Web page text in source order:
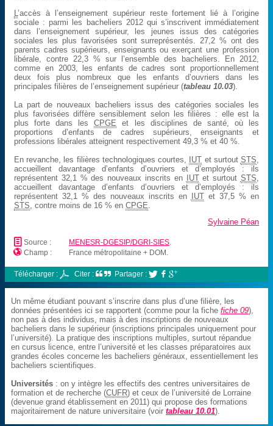
L’accès à l’enseignement supérieur reste fortement lié à l’origine
sociale : parmi les bacheliers 2012 qui s’inscrivent immédiatement
dans l’enseignement supérieur, les jeunes issus des catégories
sociales les plus favorisées sont surreprésentés. 27,2 % ont des
parents cadres supérieurs, enseignants ou exerçant une profession
libérale, contre 22,3 % sur l’ensemble des bacheliers. En 2012,
comme en 2003, les enfants de cadres sont proportionnellement
deux fois plus nombreux que les enfants d’ouvriers dans les
principales filières de l’enseignement supérieur (tableau 10.03).
La part de nouveaux bacheliers issus des catégories sociales les
plus favorisées diffère sensiblement selon les filières : elle est la
plus forte dans lesCPGE et les disciplines de santé, où les
proportions d’enfants de cadres supérieurs, enseignants et
professions libérales atteignent respectivement 49,3 % et 40 %.
En revanche, les filières technologiques courtes, IUT et surtout STS
accueillent davantage d’enfants d’ouvriers et d’employés : ils
représentent 32,1 % des nouveaux inscrits en IUTet surtout STS
accueillent davantage d’enfants d’ouvriers et d’employés : ils
représentent 32,1 % des nouveaux inscrits en IUTet 37,5 % en
STS , contre moins de 16 % enCPGE
Sylvaine Péan
📄 Source : MENESR-DGESIP/DGRI-SIES.
 Champ : France métropolitaine + DOM.
Télécharger : Citer : Partager :  
Un même étudiant pouvant s’inscrire dans plus d’une filière, les
données présentées ici se rapportent (comme pour la fichefiche 09),
non pas à des individus, mais à des inscriptions de nouveaux
bacheliers dans le supérieur (inscriptions principales uniquement pour
l’université). La pratique des inscriptions multiples, surtout répandue
en cursus licence, entre l’université et les classes préparatoires aux
grandes écoles concerne les bacheliers généraux, essentiellement les
bacheliers scientifiques.
Universités : on y intègre les effectifs des centres universitaires de
formation et de recherche (CUFR) et ceux de l’université de Lorraine
(devenue grand établissement en 2011) qui propose des formations
majoritairement de nature universitaire (voirtableau 10.01).